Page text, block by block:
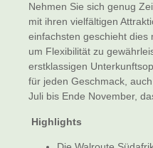
Nehmen Sie sich genug
mit ihren vielfältigen
einfachsten geschieht dies
um Flexibilität zu
erstklassigen
für jeden Geschmack,
Juli bis Ende November,
Highlights